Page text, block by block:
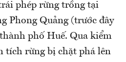
phép rừng trồng tại
Phong Quảng (trước đây
phố Huế. Qua kiểm
tích rừng bị chặt phá lên